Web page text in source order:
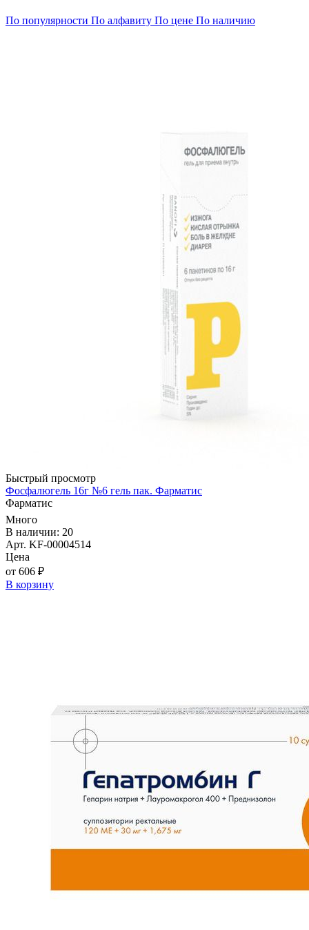
По популярности По алфавиту По цене По наличию
Быстрый просмотр
Фосфалюгель 16г №6 гель пак. Фарматис
Фарматис
Много
В наличии: 20
Арт. KF-00004514
Цена
от 606 ₽
В корзину